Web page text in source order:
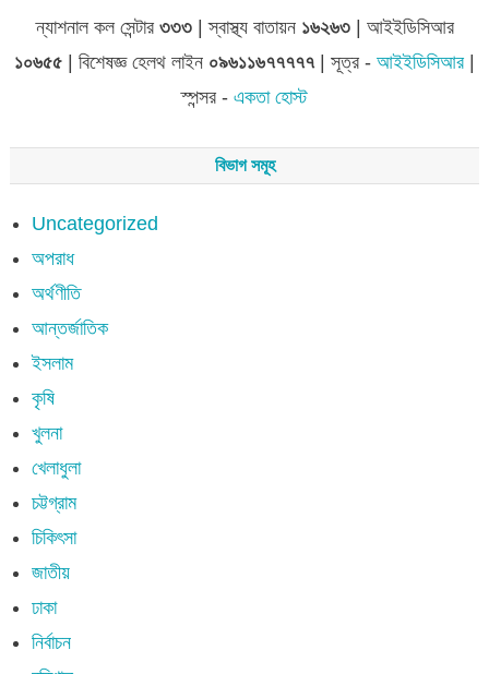
ন্যাশনাল কল সেন্টার ৩৩৩| স্বাস্থ্য বাতায়ন ১৬২৬৩| আইইডিসিআর
১০৬৫৫ | বিশেষজ্ঞ হেলথ লাইন ০৯৬১১৬৭৭৭৭৭| সূত্র - আইইডিসিআর|
স্পন্সর - একতা হোস্ট
বিভাগ সমূহ
Uncategorized
অপরাধ
অর্থণীতি
আন্তর্জাতিক
ইসলাম
কৃষি
খুলনা
খেলাধুলা
চট্টগ্রাম
চিকিৎসা
জাতীয়
ঢাকা
নির্বাচন